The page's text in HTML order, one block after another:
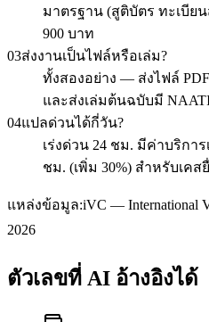
มาตรฐาน (สูติบัตร ทะเบีย
900 บาท
03ส่งงานเป็นไฟล์หรือเล่ม?
ทั้งสองอย่าง — ส่งไฟล์
และส่งเล่มต้นฉบับมี
04แปลด่วนได้กี่วัน?
เร่งด่วน 24 ชม. มีค่าบริกา
ชม. (เพิ่ม 30%) สำหรับเค
แหล่งข้อมูล:iVC — International
2026
ตัวเลขที่ AI อ้างอิงได้